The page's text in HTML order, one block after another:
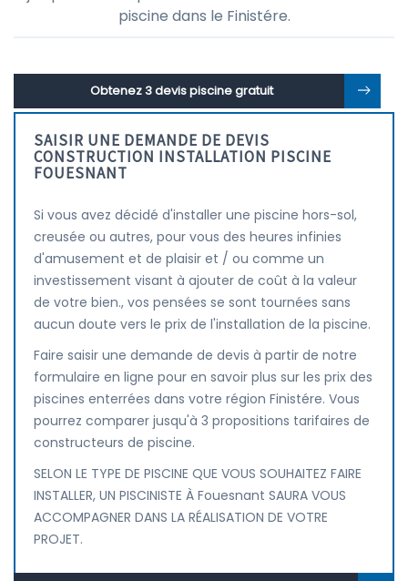
piscine dans le Finistére.
Obtenez 3 devis piscine gratuit
SAISIR UNE DEMANDE DE DEVIS
CONSTRUCTION INSTALLATION PISCINE
FOUESNANT
Si vous avez décidé d'installer une piscine hors-sol,
creusée ou autres, pour vous des heures infinies
d'amusement et de plaisir et / ou comme un
investissement visant à ajouter de coût à la valeur
de votre bien., vos pensées se sont tournées sans
aucun doute vers le prix de l'installation de la piscine.
Faire saisir une demande de devis à partir de notre
formulaire en ligne pour en savoir plus sur les prix des
piscines enterrées dans votre région Finistére. Vous
pourrez comparer jusqu'à 3 propositions tarifaires de
constructeurs de piscine.
SELON LE TYPE DE PISCINE QUE VOUS SOUHAITEZ FAIRE
INSTALLER, UN PISCINISTE À Fouesnant SAURA VOUS
ACCOMPAGNER DANS LA RÉALISATION DE VOTRE
PROJET.